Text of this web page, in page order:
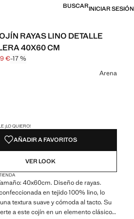
BUSCARINICIAR SESIÓN
RAYAS LINO DETALLE
40X60 CM
[35,99 € ]
€ ]
€-17 %
Arena
¡LO QUIERO!
AÑADIR A FAVORITOS
VER LOOK
40x60cm. Diseño de rayas.
en tejido 100% lino, lo
textura suave y cómoda al tacto. Su
a este cojín en un elemento clásico y